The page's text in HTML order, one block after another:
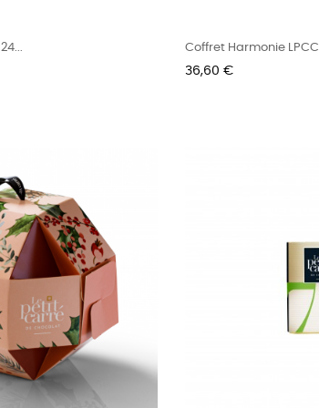
Coffret Harmonie LPCC
Prix
36,60 €